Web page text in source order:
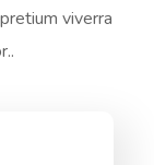
viverra